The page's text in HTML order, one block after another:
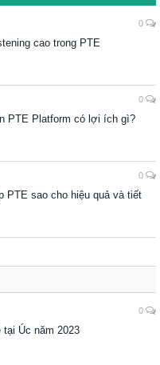
0
cao trong PTE
0
PTE Platform có lợi ích gì?
0
PTE sao cho hiệu quả và tiết
0
Úc năm 2023